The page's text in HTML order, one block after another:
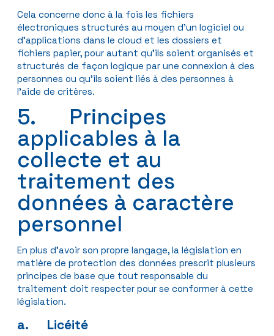
Cela concerne donc à la fois les fichiers
électroniques structurés au moyen d’un logiciel ou
d’applications dans le cloud et les dossiers et
fichiers papier, pour autant qu’ils soient organisés et
structurés de façon logique par une connexion à des
personnes ou qu’ils soient liés à des personnes à
l’aide de critères.
5. Principes
applicables à la
collecte et au
traitement des
données à caractère
personnel
En plus d’avoir son propre langage, la législation en
matière de protection des données prescrit plusieurs
principes de base que tout responsable du
traitement doit respecter pour se conformer à cette
législation.
a. Licéité